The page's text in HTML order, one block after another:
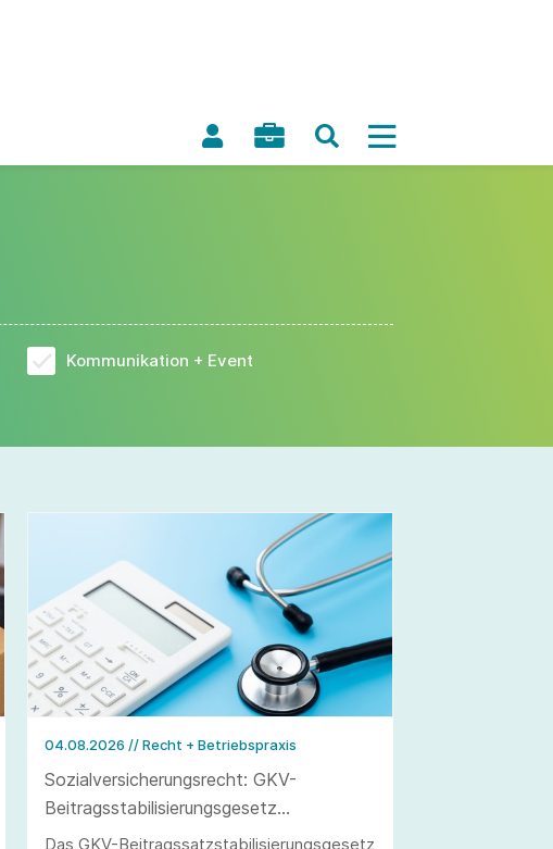
Kommunikation + Event
04.08.2026// Recht + Betriebspraxis
Sozialversicherungsrecht: GKV-
Beitragsstabilisierungsgesetz
veröffentlicht
Das GKV-Beitragssatzstabilisierungsgesetz